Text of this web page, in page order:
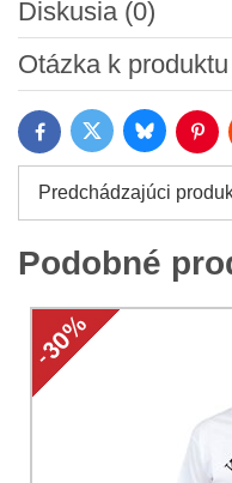
Diskusia (0)
Nový komentár
Názov:
Meno:*
Súhlasím so
odoslania formulára.
Otázka k produktu
*
Váš e-mail:*
Vaša otázka k produktu:
FacebookTwitter Bluesky
Predchádzajúci
Podobné